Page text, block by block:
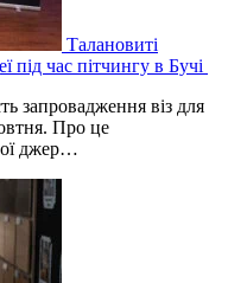
Талановиті
під час пітчингу в Бучі
запровадження віз для
Про це
джер…